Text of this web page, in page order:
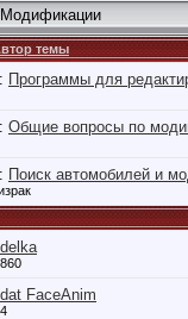
темы
Программы для
Общие вопросы по
Поиск автомобилей и
FaceAnim